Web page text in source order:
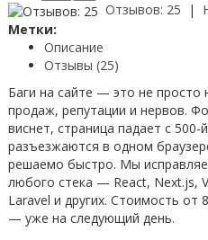
Отзывов: 25 |
Метки:
Описание
Отзывы (25)
Баги на сайте — это не просто
продаж, репутации и нервов.
виснет, страница падает с
разъезжаются в одном
решаемо быстро. Мы
любого стека — React, Next.js,
Laravel и других. Стоимость от
— уже на следующий день.